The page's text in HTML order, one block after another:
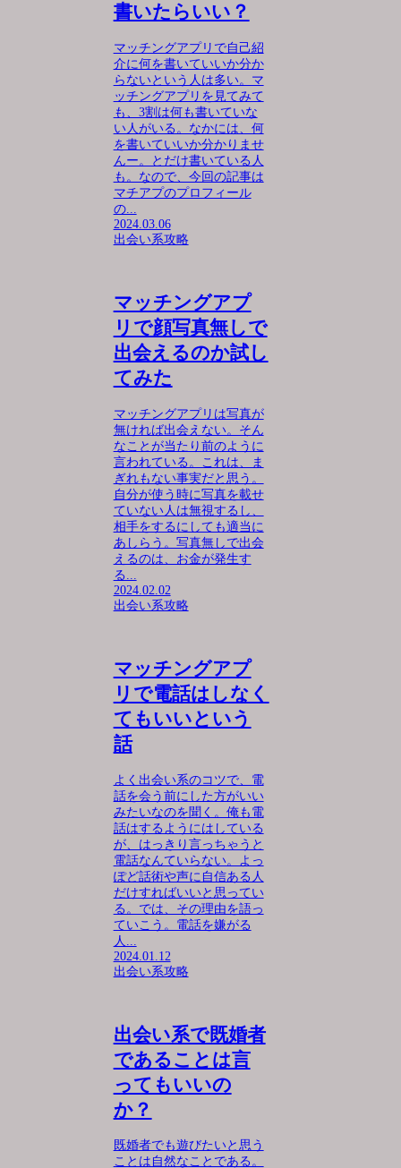
書いたらいい？
マッチングアプリで自己紹
介に何を書いていいか分か
らないという人は多い。マ
ッチングアプリを見てみて
も、3割は何も書いていな
い人がいる。なかには、何
を書いていいか分かりませ
んー。とだけ書いている人
も。なので、今回の記事は
マチアプのプロフィール
の...
2024.03.06
出会い系攻略
マッチングアプ
リで顔写真無しで
出会えるのか試し
てみた
マッチングアプリは写真が
無ければ出会えない。そん
なことが当たり前のように
言われている。これは、ま
ぎれもない事実だと思う。
自分が使う時に写真を載せ
ていない人は無視するし、
相手をするにしても適当に
あしらう。写真無しで出会
えるのは、お金が発生す
る...
2024.02.02
出会い系攻略
マッチングアプ
リで電話はしなく
てもいいという
話
よく出会い系のコツで、電
話を会う前にした方がいい
みたいなのを聞く。俺も電
話はするようにはしている
が、はっきり言っちゃうと
電話なんていらない。よっ
ぽど話術や声に自信ある人
だけすればいいと思ってい
る。では、その理由を語っ
ていこう。電話を嫌がる
人...
2024.01.12
出会い系攻略
出会い系で既婚者
であることは言
ってもいいの
か？
既婚者でも遊びたいと思う
ことは自然なことである。